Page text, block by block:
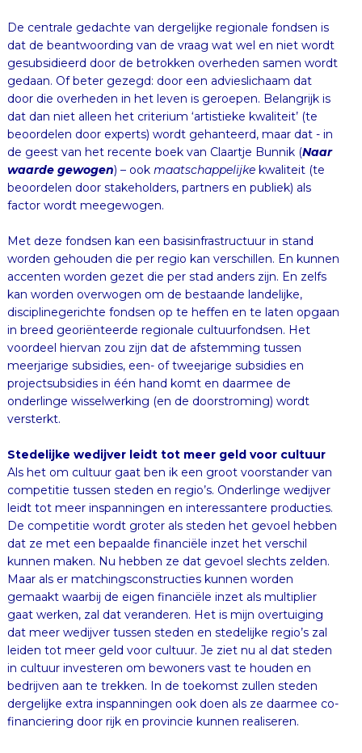
De centrale gedachte van dergelijke regionale fondsen is
dat de beantwoording van de vraag wat wel en niet wordt
gesubsidieerd door de betrokken overheden samen wordt
gedaan. Of beter gezegd: door een advieslichaam dat
door die overheden in het leven is geroepen. Belangrijk is
dat dan niet alleen het criterium ‘artistieke kwaliteit’ (te
beoordelen door experts) wordt gehanteerd, maar dat - in
de geest van het recente boek van Claartje Bunnik (Naar
waarde gewogen) – ook maatschappelijke kwaliteit (te
beoordelen door stakeholders, partners en publiek) als
factor wordt meegewogen.
Met deze fondsen kan een basisinfrastructuur in stand
worden gehouden die per regio kan verschillen. En kunnen
accenten worden gezet die per stad anders zijn. En zelfs
kan worden overwogen om de bestaande landelijke,
disciplinegerichte fondsen op te heffen en te laten opgaan
in breed georiënteerde regionale cultuurfondsen. Het
voordeel hiervan zou zijn dat de afstemming tussen
meerjarige subsidies, een- of tweejarige subsidies en
projectsubsidies in één hand komt en daarmee de
onderlinge wisselwerking (en de doorstroming) wordt
versterkt.
Stedelijke wedijver leidt tot meer geld voor cultuur
Als het om cultuur gaat ben ik een groot voorstander van
competitie tussen steden en regio’s. Onderlinge wedijver
leidt tot meer inspanningen en interessantere producties.
De competitie wordt groter als steden het gevoel hebben
dat ze met een bepaalde financiële inzet het verschil
kunnen maken. Nu hebben ze dat gevoel slechts zelden.
Maar als er matchingsconstructies kunnen worden
gemaakt waarbij de eigen financiële inzet als multiplier
gaat werken, zal dat veranderen. Het is mijn overtuiging
dat meer wedijver tussen steden en stedelijke regio’s zal
leiden tot meer geld voor cultuur. Je ziet nu al dat steden
in cultuur investeren om bewoners vast te houden en
bedrijven aan te trekken. In de toekomst zullen steden
dergelijke extra inspanningen ook doen als ze daarmee co-
financiering door rijk en provincie kunnen realiseren.